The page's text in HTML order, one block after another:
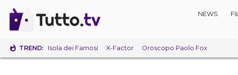
NEWS
TREND: Isola dei Famosi X-Factor Oroscopo Paolo Fox